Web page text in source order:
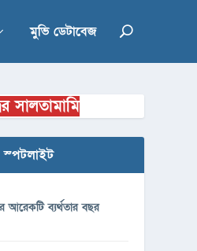
মুভি ডেটাবেজ
সালতামামি
স্পটলাইট
আরেকটি ব্যর্থতার বছর